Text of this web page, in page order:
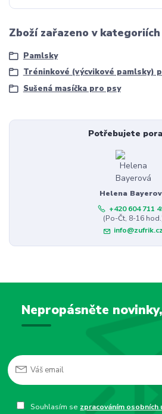
Zboží zařazeno v kategoriích
Pamlsky
Tréninkové (výcvikové pamlsky)
Sušená masíčka pro psy
Potřebujete
Helena
+420 604 711
(Po-Čt, 8-16
info@zufrik.cz
Nepropásněte
Souhlasím se zpracováním osobních